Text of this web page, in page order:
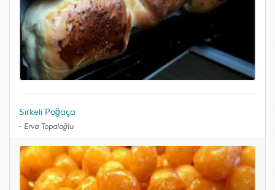
Sirkeli Poğaça
- Erva Topaloğlu